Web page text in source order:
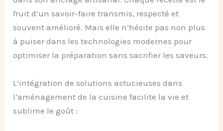
fruit d’un savoir-faire transmis, respecté et
souvent amélioré. Mais elle n’hésite pas non plus
à puiser dans les technologies modernes pour
optimiser la préparation sans sacrifier les saveurs.
L’intégration de solutions astucieuses dans
l’aménagement de la cuisine facilite la vie et
sublime le goût :